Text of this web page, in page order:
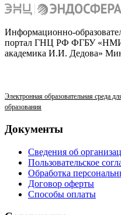
Информационно-
портал ГНЦ РФ ФГБУ
академика И.И. Дедова»
Электронная образовательная среда
образования
Документы
Сведения об
Пользовательское
Обработка
Договор оферты
Способы оплаты